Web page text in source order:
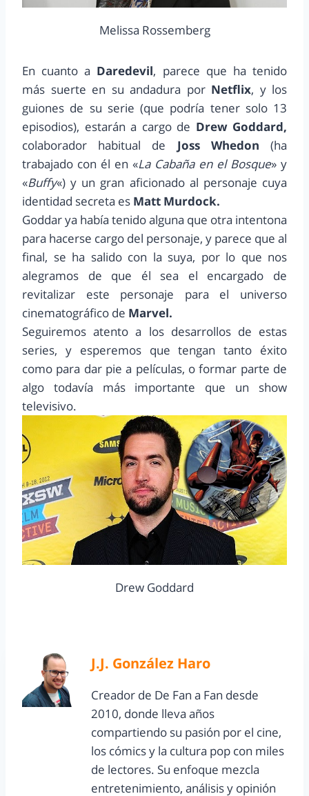
Melissa Rossemberg
En cuanto a Daredevil, parece que ha tenido
más suerte en su andadura por Netflix, y los
guiones de su serie (que podría tener solo 13
episodios), estarán a cargo de Drew Goddard,
colaborador habitual de Joss Whedon (ha
trabajado con él en «La Cabaña en el Bosque» y
«Buffy«) y un gran aficionado al personaje cuya
identidad secreta es Matt Murdock.
Goddar ya había tenido alguna que otra intentona
para hacerse cargo del personaje, y parece que al
final, se ha salido con la suya, por lo que nos
alegramos de que él sea el encargado de
revitalizar este personaje para el universo
cinematográfico de Marvel.
Seguiremos atento a los desarrollos de estas
series, y esperemos que tengan tanto éxito
como para dar pie a películas, o formar parte de
algo todavía más importante que un show
televisivo.
Drew Goddard
J.J. González Haro
Creador de De Fan a Fan desde
2010, donde lleva años
compartiendo su pasión por el cine,
los cómics y la cultura pop con miles
de lectores. Su enfoque mezcla
entretenimiento, análisis y opinión